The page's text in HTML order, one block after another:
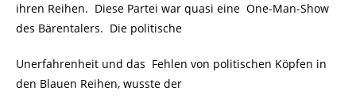
ihren Reihen. Diese Partei war quasi eine One-Man-Show
des Bärentalers. Die politische
Unerfahrenheit und das Fehlen von politischen Köpfen in
den Blauen Reihen, wusste der